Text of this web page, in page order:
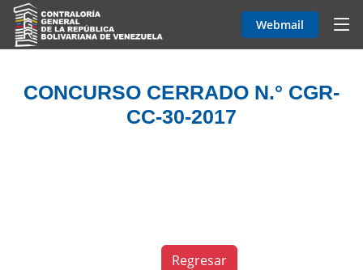
Webmail
CONCURSO CERRADO N.° CGR-
CC-30-2017
Regresar